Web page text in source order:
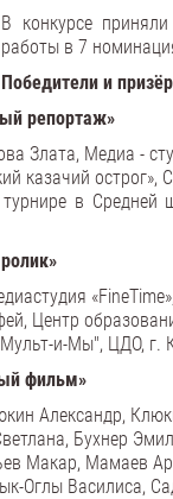
В конкурсе
работы в 7
Победители и
репортаж»
Злата, Медиа -
казачий
в
Центр
и-Мы", ЦДО, г.
фильм»
Александр,
Бухнер
Макар, Мамаев
Оглы Василиса,